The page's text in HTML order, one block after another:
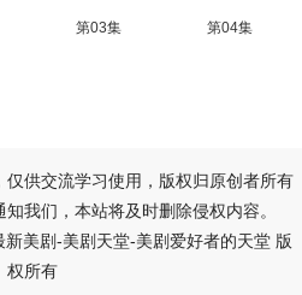
第03集 第04集
供交流学习使用，版权归原创者所有
我们，本站将及时删除侵权内容。
美剧-美剧天堂-美剧爱好者的天堂 版
权所有